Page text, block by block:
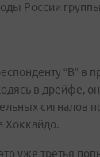
России
“В” в
в дрейфе,
сигналов
Хоккайдо.
уже третья